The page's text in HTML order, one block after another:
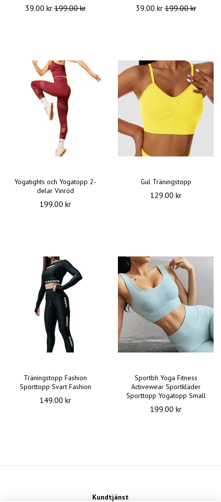
39.00 kr199.00 kr 39.00 kr199.00 kr
Yogatights och Yogatopp 2-
delar Vinröd
199.00 kr
Gul Träningstopp
129.00 kr
Träningstopp Fashion
Sporttopp Svart Fashion
149.00 kr
Sportbh Yoga Fitness
Activewear Sportkläder
Sporttopp Yogatopp Small
199.00 kr
Kundtjänst